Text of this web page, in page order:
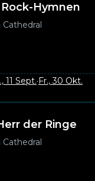
Hymnen
11 Sept.·Fr., 30 Okt.
der Ringe